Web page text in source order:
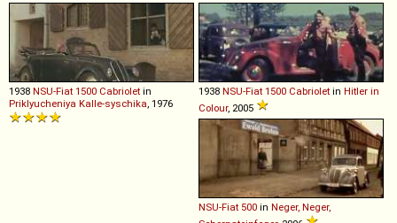
1938 NSU-Fiat 1500 Cabriolet in
Priklyucheniya Kalle-syschika, 1976
1938 NSU-Fiat 1500 Cabriolet in Hitler in
Colour, 2005
NSU-Fiat 500 in Neger, Neger,